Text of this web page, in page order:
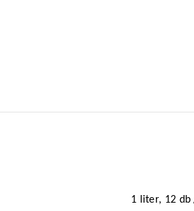
1 liter, 12